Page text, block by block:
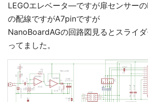
LEGOエレベータ―ですが扉センサー
の配線ですがA7pinですが
NanoBoardAGの回路図見るとスライ
ってました。